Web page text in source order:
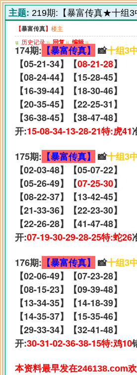
主题: 219期:【暴富传真★十组
【暴富传真】 楼主
u 历史记录 u 回复 u 编辑 u
174期: 【暴富传真】 📸十组3
【05-21-34】【08-21-28】
【08-24-44】【15-28-45】
【16-39-44】【18-30-46】
【20-35-45】【22-25-31】
【36-38-45】【38-47-48】
开:15-08-34-13-28-21特:虎41
175期: 【暴富传真】 📸十组3
【02-03-48】【05-07-22】
【05-26-49】【07-25-30】
【08-22-37】【13-42-45】
【21-33-36】【22-23-30】
【22-26-28】【41-47-48】
开:07-19-30-29-28-25特:蛇26
176期: 【暴富传真】 📸十组3
【02-06-49】【07-23-28】
【08-15-23】【09-39-48】
【13-34-35】【14-18-39】
【14-35-37】【15-35-46】
【29-33-34】【32-41-48】
开:30-31-02-36-38-15特:鸡10
本资料最早发在246138.com